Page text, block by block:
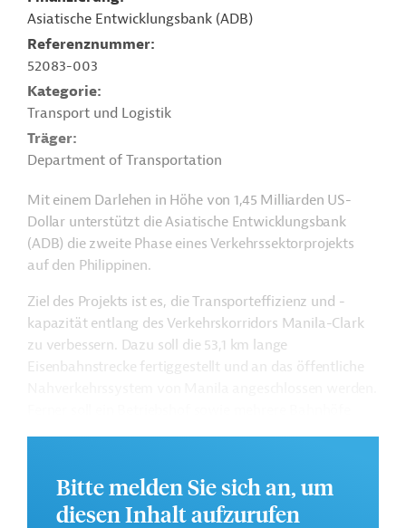
Asiatische Entwicklungsbank (ADB)
Referenznummer
52083-003
Kategorie
Transport und Logistik
Träger
Department of Transportation
Mit einem Darlehen in Höhe von 1,45 Milliarden US-
Dollar unterstützt die Asiatische Entwicklungsbank
(ADB) die zweite Phase eines Verkehrssektorprojekts
auf den Philippinen.
Ziel des Projekts ist es, die Transporteffizienz und -
kapazität entlang des Verkehrskorridors Manila-Clark
zu verbessern. Dazu soll die 53,1 km lange
Eisenbahnstrecke fertiggestellt und an das öffentliche
gebaut werden. Des Weiteren sollen die institutionellen
Weitere Informationen zu dem Entwicklungsprojekt
finden Sie auf derWebseite der ADB
.
Bitte melden Sie sich an, um
diesen Inhalt aufzurufen